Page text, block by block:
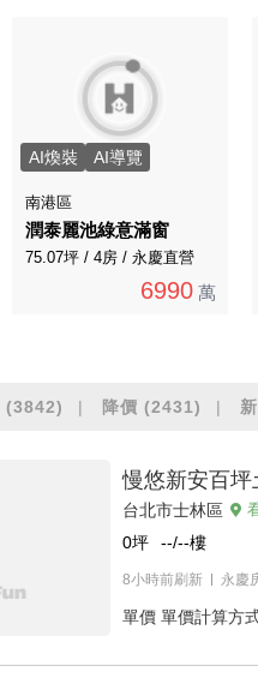
AI煥裝 AI導覽
南港區
潤泰麗池綠意滿窗
75.07坪 / 4房 / 永慶直營
6990 萬
(3842) 降價 (2431)
慢悠新安百
台北市士林區
0坪 --/--樓
8小時前刷新 永慶
單價 單價計算方